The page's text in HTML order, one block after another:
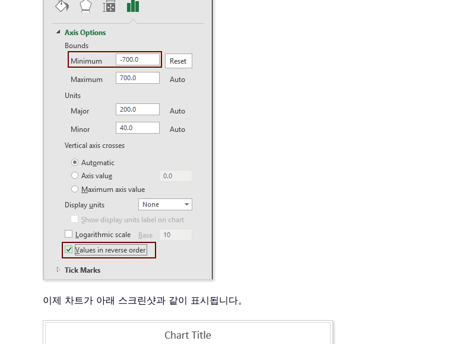
이제 차트가 아래 스크린샷과 같이 표시됩니다。